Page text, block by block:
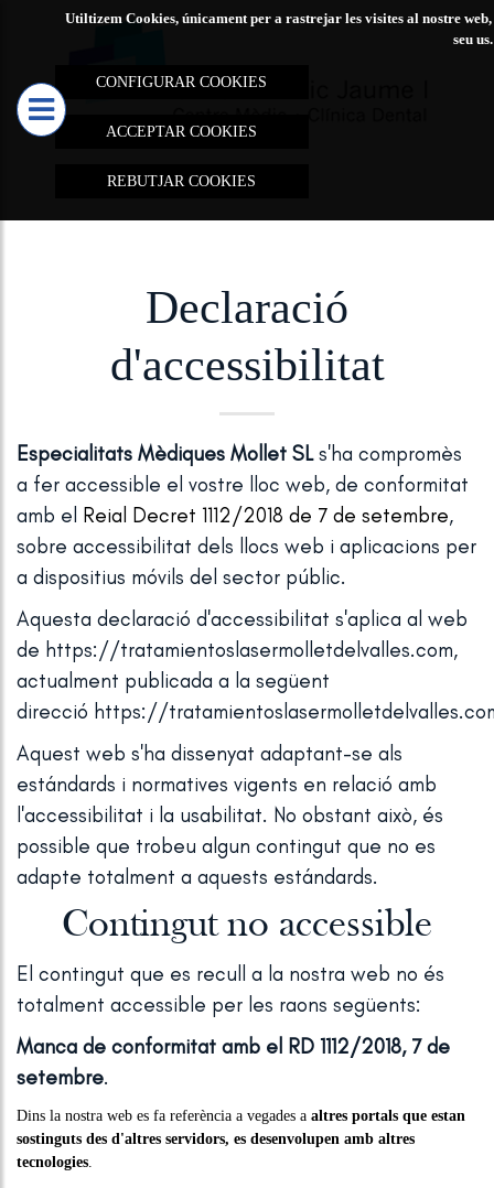
Utiltizem Cookies, únicament per a rastrejar les visites al nostre
seu
CONFIGURAR COOKIES
ACCEPTAR COOKIES
REBUTJAR COOKIES
Declaració
d'accessibilitat
Especialitats Mèdiques Mollet SLs'ha compromès
a fer accessible el vostre lloc web, de conformitat
amb el Reial Decret 1112/2018 de 7 de setembre,
sobre accessibilitat dels llocs web i aplicacions per
a dispositius móvils del sector públic.
Aquesta declaració d'accessibilitat s'aplica al web
de https://tratamientoslasermolletdelvalles.com,
actualment publicada a la següent
direcció https://
Aquest web s'ha dissenyat adaptant-se als
estándards i normatives vigents en relació amb
l'accessibilitat i la usabilitat. No obstant això, és
possible que trobeu algun contingut que no es
adapte totalment a aquests estándards.
Contingut no accessible
El contingut que es recull a la nostra web no és
totalment accessible per les raons següents:
Manca de conformitat amb el RD 1112/2018, 7 de
setembre.
Dins la nostra web es fa referència a vegades a altres portals que estan
sostinguts des d'altres servidors, es desenvolupen amb altres
tecnologies.